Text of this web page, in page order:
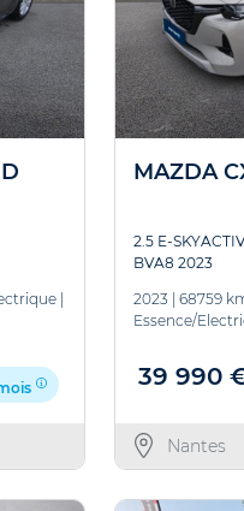
MAZDA
2.5 E-
BVA8 2023
2023
68759
Essence/
39 990
Nantes